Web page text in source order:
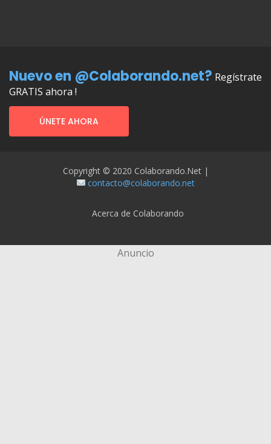
Nuevo en @Colaborando.net? Regístrate
GRATIS ahora !
ÚNETE AHORA
Copyright © 2020 Colaborando.net |
contacto@colaborando.net
Acerca de Colaborando
Anuncio